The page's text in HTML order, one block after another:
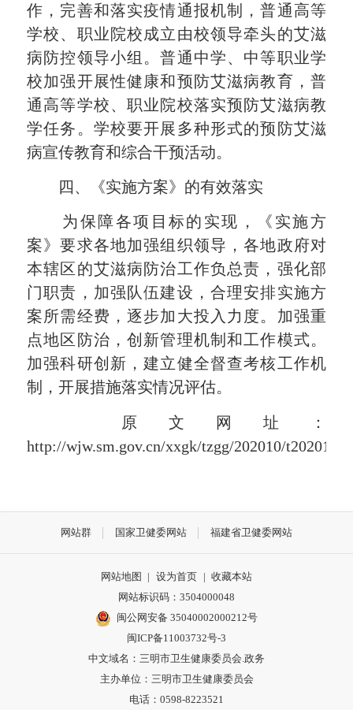
作，完善和落实疫情通报机制，普通高等
学校、职业院校成立由校领导牵头的艾滋
病防控领导小组。普通中学、中等职业学
校加强开展性健康和预防艾滋病教育，普
通高等学校、职业院校落实预防艾滋病教
学任务。学校要开展多种形式的预防艾滋
病宣传教育和综合干预活动。
四、《实施方案》的有效落实
为保障各项目标的实现，《实施方
案》要求各地加强组织领导，各地政府对
本辖区的艾滋病防治工作负总责，强化部
门职责，加强队伍建设，合理安排实施方
案所需经费，逐步加大投入力度。加强重
点地区防治，创新管理机制和工作模式。
加强科研创新，建立健全督查考核工作机
制，开展措施落实情况评估。
原文网址：
http://wjw.sm.gov.cn/xxgk/tzgg/202010/
网站群 国家卫健委网站 福建省卫健委网站
网站地图 | 设为首页 | 收藏本站
网站标识码：3504000048
闽公网安备 35040002000212号
闽ICP备11003732号-3
中文域名：三明市卫生健康委员会.政务
主办单位：三明市卫生健康委员会
电话：0598-8223521